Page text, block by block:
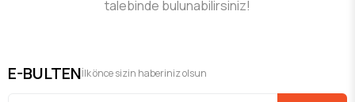
talebinde bulunabilirsiniz!
E-BULTENİlk önce sizin haberiniz olsun